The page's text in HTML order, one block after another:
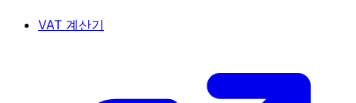
VAT 계산기